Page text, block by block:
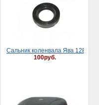
Сaльник коленвaлa Явa 12В
100руб.